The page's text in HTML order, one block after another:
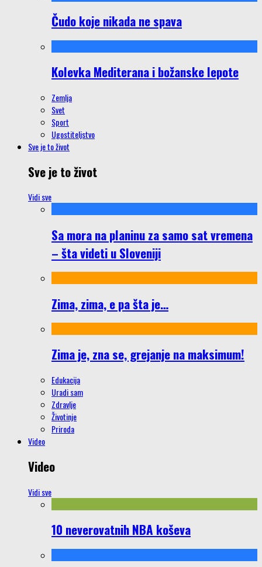
Čudo koje nikada ne spava
Kolevka Mediterana i božanske lepote
Zemlja
Svet
Sport
Ugostiteljstvo
Sve je to život
Sve je to život
Vidi sve
Sa mora na planinu za samo sat vremena
– šta videti u Sloveniji
Zima, zima, e pa šta je…
Zima je, zna se, grejanje na maksimum!
Edukacija
Uradi sam
Zdravlje
Životinje
Priroda
Video
Video
Vidi sve
10 neverovatnih NBA koševa